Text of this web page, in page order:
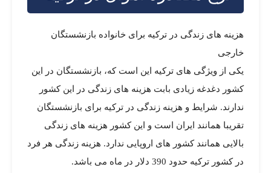
هزینه های زندگی در ترکیه برای خانواده بازنشستگان
خارجی
یکی از ویژگی های ترکیه این است که، بازنشستگان در این
کشور دغدغه زیادی بابت هزینه های زندگی در این کشور
ندارند. شرایط و هزینه زندگی در ترکیه برای بازنشستگان
تقریبا همانند ایران است و این کشور هزینه های زندگی
بالایی همانند کشور های اروپایی ندارد. هزینه زندگی هر فرد
در کشور ترکیه حدود 390 دلار در ماه می باشد.